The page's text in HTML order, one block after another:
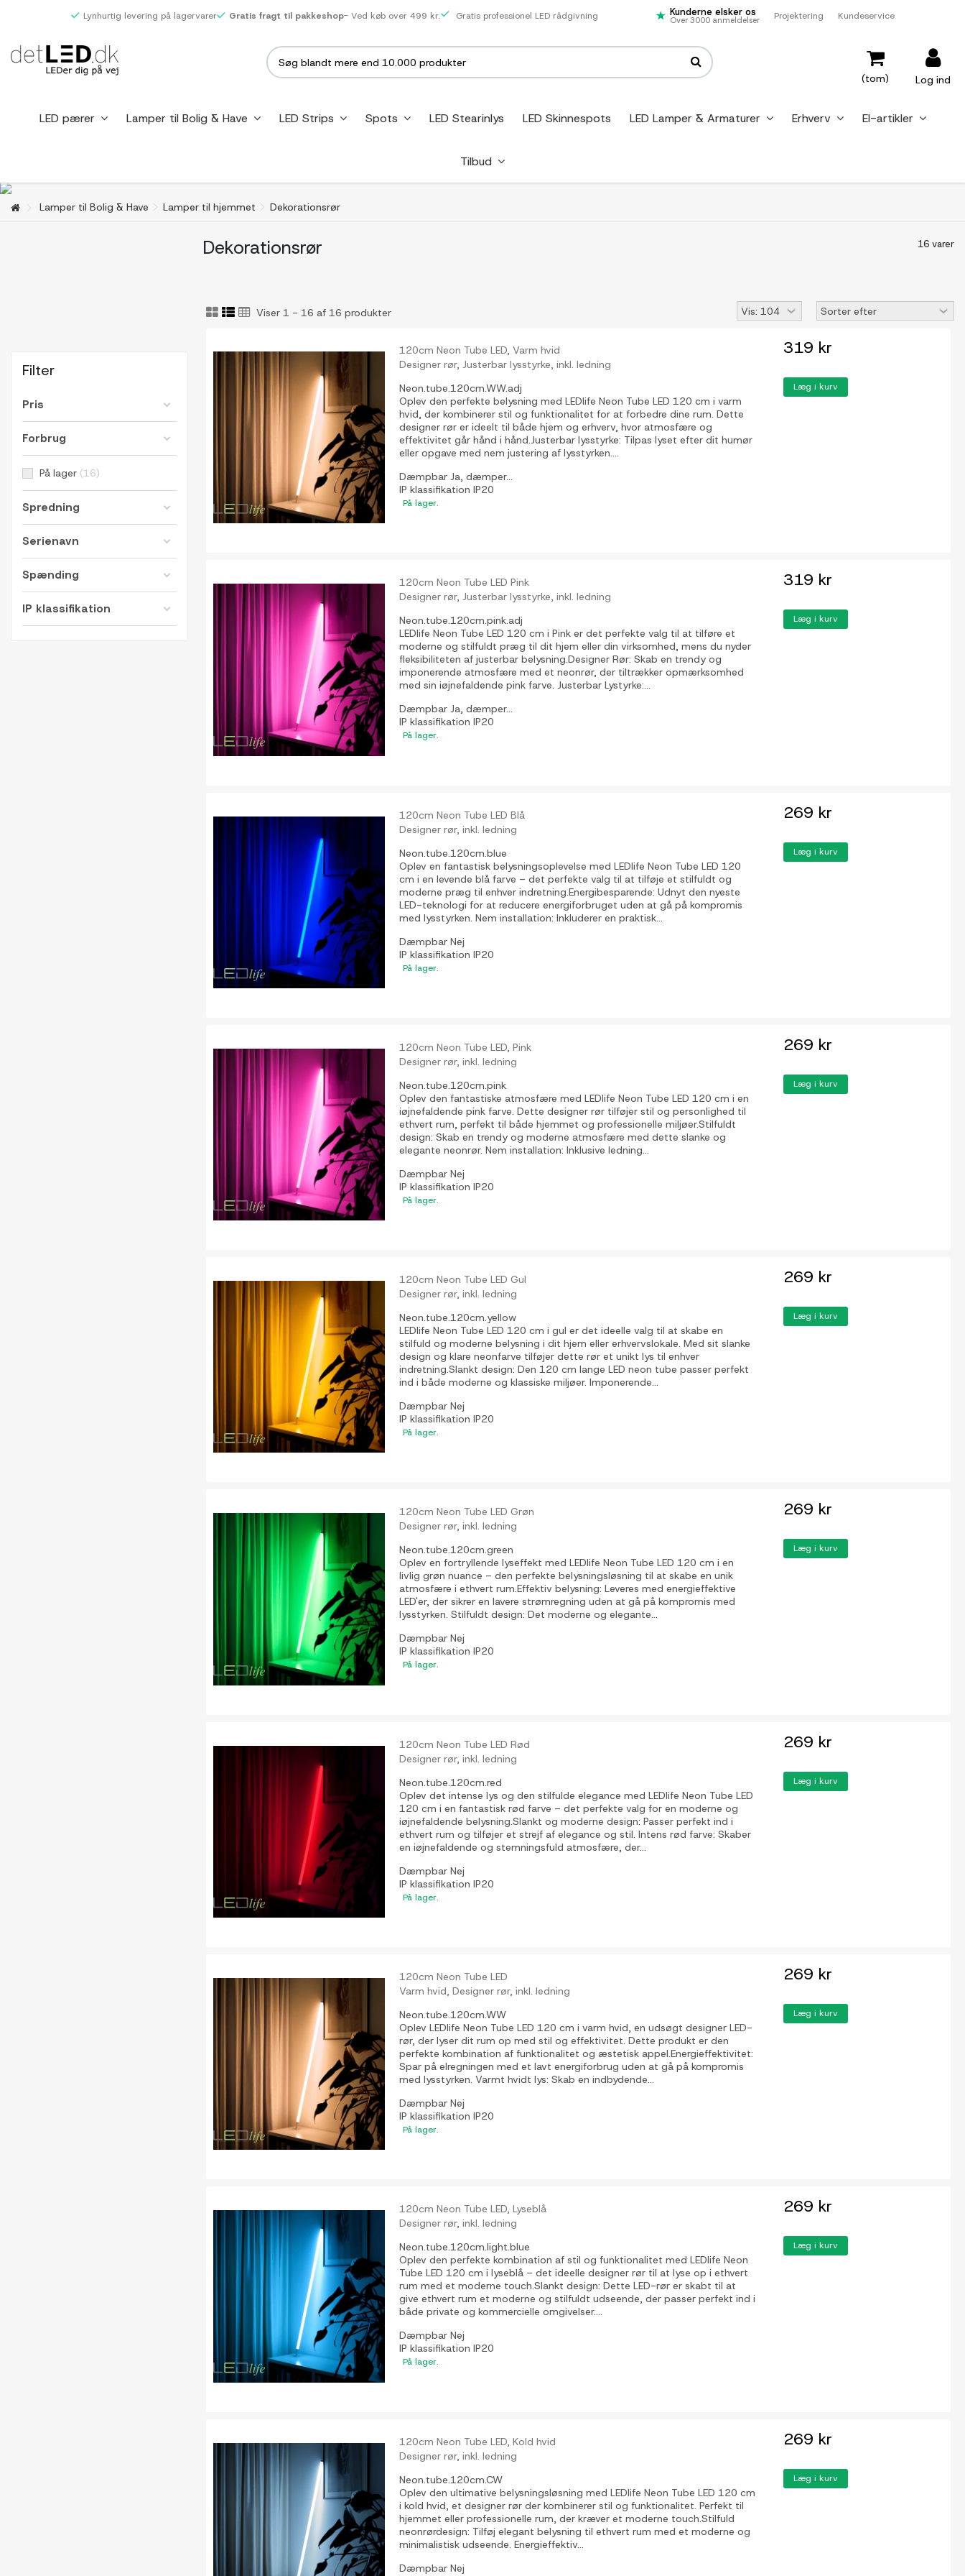
Lynhurtig levering på lagervarer Gratis fragt til pakkeshop- Ved køb over 499 kr. Gratis professionel LED rådgivning Kunderne elsker os
Over 3000 anmeldelser Projektering Kundeservice
Log ind
(tom)
LED pærer Lamper til Bolig & Have LED Strips Spots LED Stearinlys LED Skinnespots LED Lamper & Armaturer Erhverv El-artikler
Tilbud
Lamper til Bolig & Have Lamper til hjemmet Dekorationsrør
Dekorationsrør 16 varer
Viser 1 - 16 af 16 produkter
120cm Neon Tube LED, Varm hvid
Designer rør, Justerbar lysstyrke, inkl. ledning
Neon.tube.120cm.WW.adj
Oplev den perfekte belysning med LEDlife Neon Tube LED 120 cm i varm
hvid, der kombinerer stil og funktionalitet for at forbedre dine rum. Dette
designer rør er ideelt til både hjem og erhverv, hvor atmosfære og
effektivitet går hånd i hånd.Justerbar lysstyrke: Tilpas lyset efter dit humør
eller opgave med nem justering af lysstyrken....
DæmpbarJa, dæmper...
IP klassifikationIP20
På lager.
319 kr
Læg i kurv
120cm Neon Tube LED Pink
Designer rør, Justerbar lysstyrke, inkl. ledning
Neon.tube.120cm.pink.adj
LEDlife Neon Tube LED 120 cm i Pink er det perfekte valg til at tilføre et
moderne og stilfuldt præg til dit hjem eller din virksomhed, mens du nyder
fleksibiliteten af justerbar belysning.Designer Rør: Skab en trendy og
imponerende atmosfære med et neonrør, der tiltrækker opmærksomhed
med sin iøjnefaldende pink farve. Justerbar Lystyrke:...
DæmpbarJa, dæmper...
IP klassifikationIP20
På lager.
319 kr
Læg i kurv
120cm Neon Tube LED Blå
Designer rør, inkl. ledning
Neon.tube.120cm.blue
Oplev en fantastisk belysningsoplevelse med LEDlife Neon Tube LED 120
cm i en levende blå farve – det perfekte valg til at tilføje et stilfuldt og
moderne præg til enhver indretning.Energibesparende: Udnyt den nyeste
LED-teknologi for at reducere energiforbruget uden at gå på kompromis
med lysstyrken. Nem installation: Inkluderer en praktisk...
DæmpbarNej
IP klassifikationIP20
På lager.
269 kr
Læg i kurv
120cm Neon Tube LED, Pink
Designer rør, inkl. ledning
Neon.tube.120cm.pink
Oplev den fantastiske atmosfære med LEDlife Neon Tube LED 120 cm i en
iøjnefaldende pink farve. Dette designer rør tilføjer stil og personlighed til
ethvert rum, perfekt til både hjemmet og professionelle miljøer.Stilfuldt
design: Skab en trendy og moderne atmosfære med dette slanke og
elegante neonrør. Nem installation: Inklusive ledning...
DæmpbarNej
IP klassifikationIP20
På lager.
269 kr
Læg i kurv
120cm Neon Tube LED Gul
Designer rør, inkl. ledning
Neon.tube.120cm.yellow
LEDlife Neon Tube LED 120 cm i gul er det ideelle valg til at skabe en
stilfuld og moderne belysning i dit hjem eller erhvervslokale. Med sit slanke
design og klare neonfarve tilføjer dette rør et unikt lys til enhver
indretning.Slankt design: Den 120 cm lange LED neon tube passer perfekt
ind i både moderne og klassiske miljøer. Imponerende...
DæmpbarNej
IP klassifikationIP20
På lager.
269 kr
Læg i kurv
120cm Neon Tube LED Grøn
Designer rør, inkl. ledning
Neon.tube.120cm.green
Oplev en fortryllende lyseffekt med LEDlife Neon Tube LED 120 cm i en
livlig grøn nuance – den perfekte belysningsløsning til at skabe en unik
atmosfære i ethvert rum.Effektiv belysning: Leveres med energieffektive
LED'er, der sikrer en lavere strømregning uden at gå på kompromis med
lysstyrken. Stilfuldt design: Det moderne og elegante...
DæmpbarNej
IP klassifikationIP20
På lager.
269 kr
Læg i kurv
120cm Neon Tube LED Rød
Designer rør, inkl. ledning
Neon.tube.120cm.red
Oplev det intense lys og den stilfulde elegance med LEDlife Neon Tube LED
120 cm i en fantastisk rød farve – det perfekte valg for en moderne og
iøjnefaldende belysning.Slankt og moderne design: Passer perfekt ind i
ethvert rum og tilføjer et strejf af elegance og stil. Intens rød farve: Skaber
en iøjnefaldende og stemningsfuld atmosfære, der...
DæmpbarNej
IP klassifikationIP20
På lager.
269 kr
Læg i kurv
120cm Neon Tube LED
Varm hvid, Designer rør, inkl. ledning
Neon.tube.120cm.WW
Oplev LEDlife Neon Tube LED 120 cm i varm hvid, en udsøgt designer LED-
rør, der lyser dit rum op med stil og effektivitet. Dette produkt er den
perfekte kombination af funktionalitet og æstetisk appel.Energieffektivitet:
Spar på elregningen med et lavt energiforbrug uden at gå på kompromis
med lysstyrken. Varmt hvidt lys: Skab en indbydende...
DæmpbarNej
IP klassifikationIP20
På lager.
269 kr
Læg i kurv
120cm Neon Tube LED, Lyseblå
Designer rør, inkl. ledning
Neon.tube.120cm.light.blue
Oplev den perfekte kombination af stil og funktionalitet med LEDlife Neon
Tube LED 120 cm i lyseblå – det ideelle designer rør til at lyse op i ethvert
rum med et moderne touch.Slankt design: Dette LED-rør er skabt til at
give ethvert rum et moderne og stilfuldt udseende, der passer perfekt ind i
både private og kommercielle omgivelser....
DæmpbarNej
IP klassifikationIP20
På lager.
269 kr
Læg i kurv
120cm Neon Tube LED, Kold hvid
Designer rør, inkl. ledning
Neon.tube.120cm.CW
Oplev den ultimative belysningsløsning med LEDlife Neon Tube LED 120 cm
i kold hvid, et designer rør der kombinerer stil og funktionalitet. Perfekt til
hjemmet eller professionelle rum, der kræver et moderne touch.Stilfuld
neonrørdesign: Tilføj elegant belysning til ethvert rum med et moderne og
minimalistisk udseende. Energieffektiv...
DæmpbarNej
269 kr
Læg i kurv
Filter
Pris
Forbrug
På lager 16
Spredning
Serienavn
Spænding
IP klassifikation